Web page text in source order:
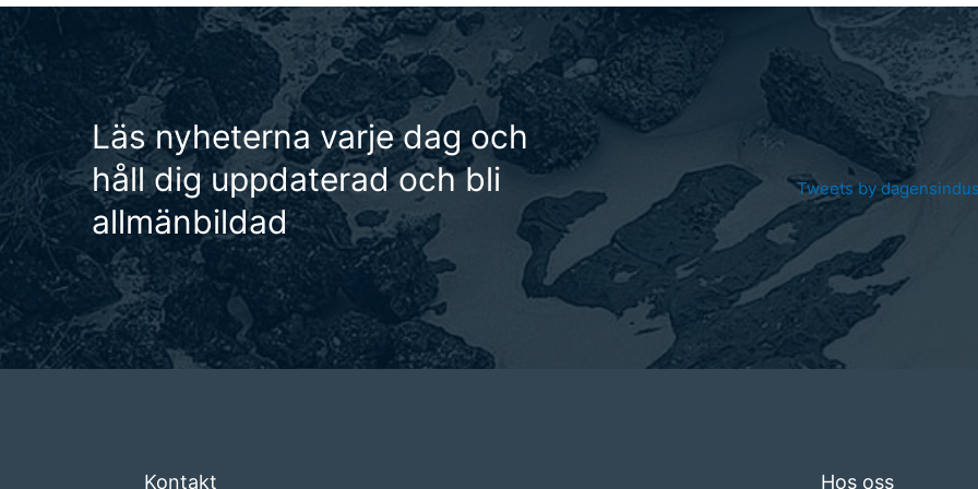
Läs nyheterna varje dag och
håll dig uppdaterad och bli
allmänbildad
Tweets by
Kontakt Hos oss